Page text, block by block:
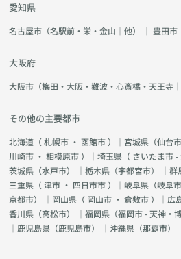
愛知県
名古屋市（名駅前・栄・金山｜他） ｜ 豊田市
大阪府
大阪市（梅田・大阪・難波・心斎橋・天王寺｜
その他の主要都市
北海道（札幌市 ・ 函館市）｜宮城県（仙台市
川崎市 ・ 相模原市）｜埼玉県（ さいたま市
茨城県（水戸市） ｜栃木県（宇都宮市） ｜群
三重県（津市 ・ 四日市市）｜岐阜県（岐阜市
京都市） ｜岡山県（ 岡山市 ・ 倉敷市）｜広
香川県（高松市） ｜福岡県（福岡市 - 天神・
｜鹿児島県（鹿児島市） ｜沖縄県（那覇市）